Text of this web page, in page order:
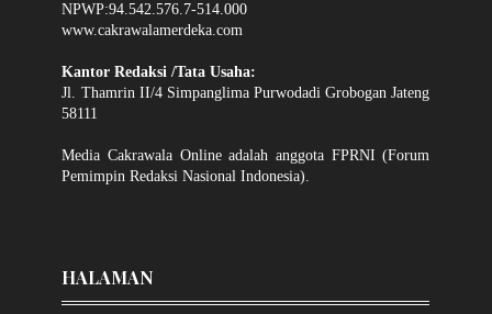
NPWP:94.542.576.7-514.000
www.cakrawalamerdeka.com
Kantor Redaksi /Tata Usaha:
Jl. Thamrin II/4 Simpanglima Purwodadi Grobogan Jateng
58111
Media Cakrawala Online adalah anggota FPRNI (Forum
Pemimpin Redaksi Nasional Indonesia).
HALAMAN